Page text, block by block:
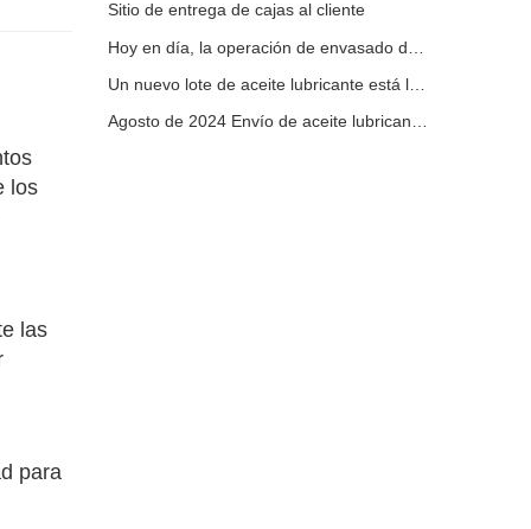
los
las
para
Sitio de entrega de cajas al cliente
Agosto de 2024 Envío de aceite lubricante: desbloquear operaciones fluidas